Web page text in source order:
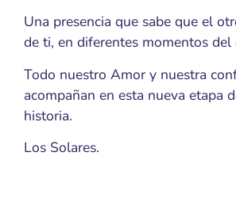
Una presencia que sabe que el
de ti, en diferentes momentos del
Todo nuestro Amor y nuestra
acompañan en esta nueva etapa
historia.
Los Solares.